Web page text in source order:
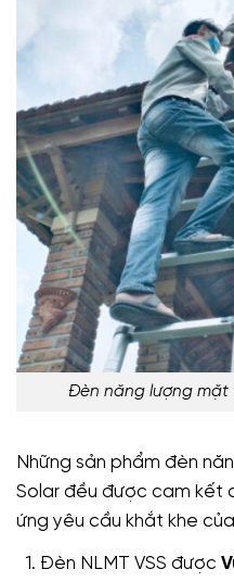
Đèn năng lượng mặt
Những sản phẩm đèn
Solar đều được cam kết
ứng yêu cầu khắt khe
Đèn NLMT VSS được